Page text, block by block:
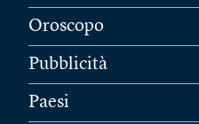
Oroscopo
Pubblicità
Paesi